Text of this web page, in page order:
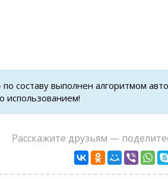
составу выполнен алгоритмом
использованием!
Расскажите друзьям —